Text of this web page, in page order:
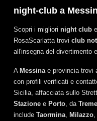
night-club a
Scopri i migliori night club
RosaScarlatta trovi club
all'insegna del divertimento
A Messina e provincia trovi
con profili verificati e
Sicilia, affacciata sullo
Stazione e Porto , da
include Taormina Milazzo